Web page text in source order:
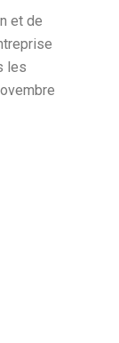
et de
les